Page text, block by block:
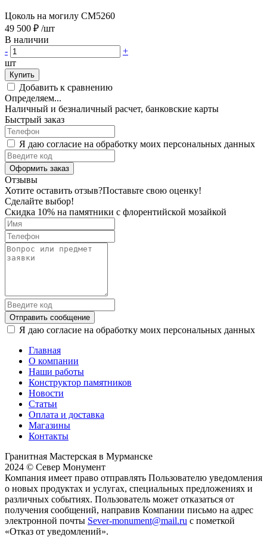
Цоколь на могилу CM5260
49 500 ₽ /шт
В наличии
-
+
шт
Купить
Добавить к сравнению
Определяем...
Наличный и безналичный расчет, банковские карты
Быстрый заказ
Я даю согласие на обработку моих персональных данных
Оформить заказ
Отзывы
Хотите оставить отзыв?Поставьте свою оценку!
Сделайте выбор!
Скидка 10% на памятники с флорентийской мозайкой
Отправить сообщение
Я даю согласие на обработку моих персональных данных
Главная
О компании
Наши работы
Конструктор памятников
Новости
Статьи
Оплата и доставка
Магазины
Контакты
Гранитная Мастерская в Мурманске
2024 © Север Монумент
Компания имеет право отправлять Пользователю уведомления
о новых продуктах и услугах, специальных предложениях и
различных событиях. Пользователь может отказаться от
получения сообщений, направив Компании письмо на адрес
электронной почты Sever-monument@mail.ru с пометкой
«Отказ от уведомлений».